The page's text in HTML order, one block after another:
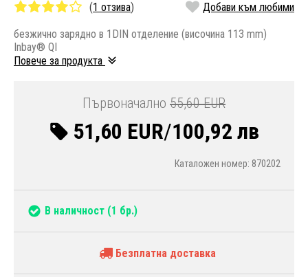
(1 отзива) Добави към любими
безжично зарядно в 1DIN отделение (височина 113 mm)
Inbay® QI
Повече за продукта
Първоначално 55,60 EUR
51,60 EUR/100,92 лв
Каталожен номер: 870202
В наличност (1 бр.)
Безплатна доставка